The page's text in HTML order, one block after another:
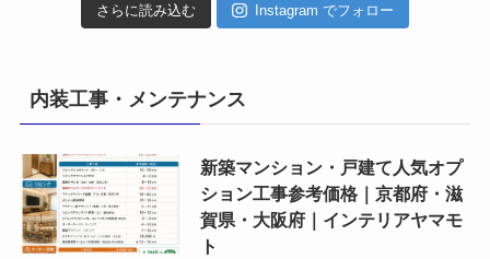
さらに読み込む Instagram でフォロー
内装工事・メンテナンス
新築マンション・戸建て人気オプ
ション工事参考価格｜京都府・滋
賀県・大阪府｜インテリアヤマモ
ト